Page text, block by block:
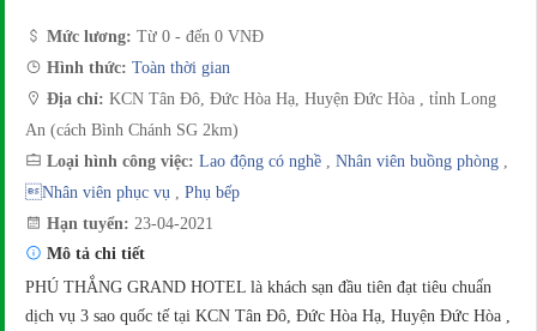
Mức lương: Từ 0 - đến 0 VNĐ
Hình thức: Toàn thời gian
Địa chỉ: KCN Tân Đô, Đức Hòa Hạ, Huyện Đức Hòa , tỉnh Long
An (cách Bình Chánh SG 2km)
Loại hình công việc: Lao động có nghề Nhân viên buồng phòng
Nhân viên phục vụ
Phụ bếp
Hạn tuyển: 23-04-2021
Mô tả chi tiết
PHÚ THẮNG GRAND HOTEL là khách sạn đầu tiên đạt tiêu chuẩn
dịch vụ 3 sao quốc tế tại KCN Tân Đô, Đức Hòa Hạ, Huyện Đức Hòa ,